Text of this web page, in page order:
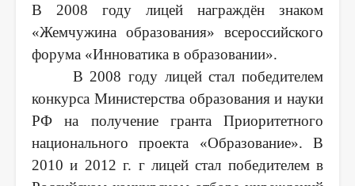
В 2008 году лицей награждён знаком
«Жемчужина образования» всероссийского
форума «Инноватика в образовании».
В 2008 году лицей стал победителем
конкурса Министерства образования и науки
РФ на получение гранта Приоритетного
национального проекта «Образование». В
2010 и 2012 г. г лицей стал победителем в